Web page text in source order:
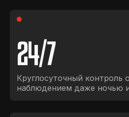
24/7
Круглосуточный контроль
наблюдением даже ночью